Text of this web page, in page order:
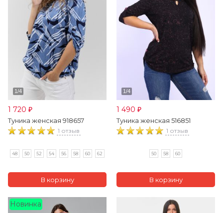
1 720 ₽
Туника женская 918657
1 отзыв
48 50 52 54 56 58 60 62
1 490 ₽
Туника женская 516851
1 отзыв
50 58 60
Новинка